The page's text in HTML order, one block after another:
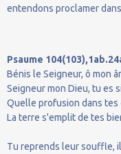
entendons proclamer
Psaume
Bénis le Seigneur, ô mon
Seigneur mon Dieu, tu es
Quelle profusion dans
La terre s'emplit de tes
Tu reprends leur souffle,